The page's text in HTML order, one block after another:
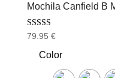
Mochila Canfield B
Valorado con
de 5
79.95 €
Color